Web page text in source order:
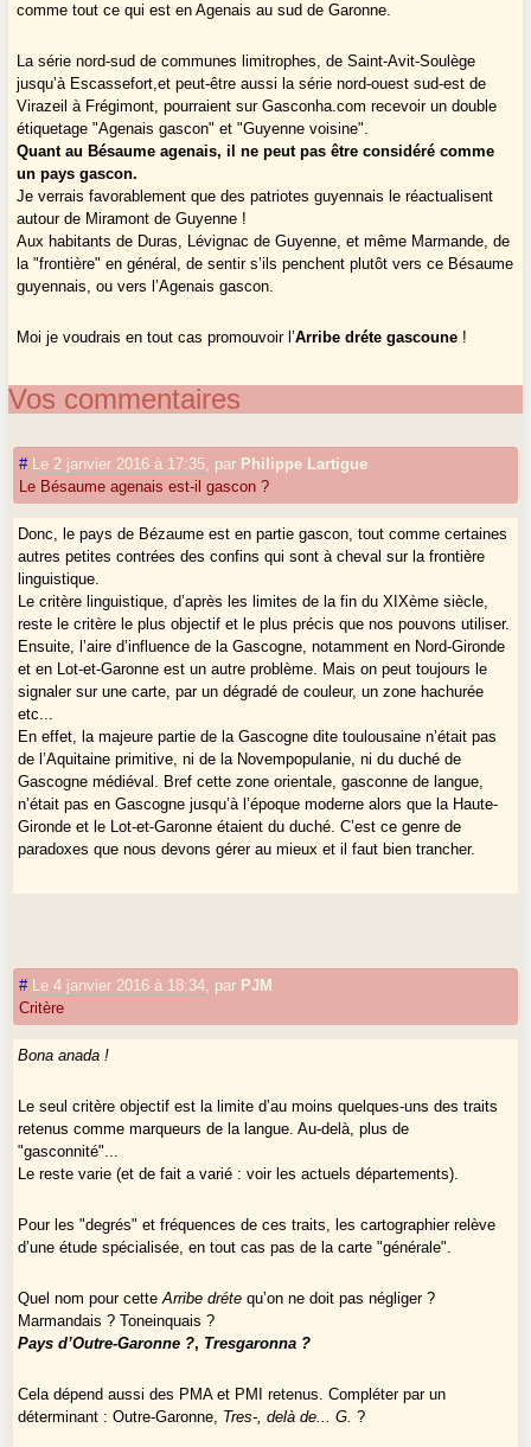
comme tout ce qui est en Agenais au sud de Garonne.
La série nord-sud de communes limitrophes, de Saint-Avit-Soulège
jusqu’à Escassefort,et peut-être aussi la série nord-ouest sud-est de
Virazeil à Frégimont, pourraient sur Gasconha.com recevoir un double
étiquetage "Agenais gascon" et "Guyenne voisine".
Quant au Bésaume agenais, il ne peut pas être considéré comme
un pays gascon.
Je verrais favorablement que des patriotes guyennais le réactualisent
autour de Miramont de Guyenne !
Aux habitants de Duras, Lévignac de Guyenne, et même Marmande, de
la "frontière" en général, de sentir s’ils penchent plutôt vers ce Bésaume
guyennais, ou vers l’Agenais gascon.
Moi je voudrais en tout cas promouvoir l’Arribe dréte gascoune !
Vos commentaires
# Le 2 janvier 2016 à 17:35 par Philippe Lartigue
Le Bésaume agenais est-il gascon ?
Donc, le pays de Bézaume est en partie gascon, tout comme certaines
autres petites contrées des confins qui sont à cheval sur la frontière
linguistique.
Le critère linguistique, d’après les limites de la fin du XIXème siècle,
reste le critère le plus objectif et le plus précis que nos pouvons utiliser.
Ensuite, l’aire d’influence de la Gascogne, notamment en Nord-Gironde
et en Lot-et-Garonne est un autre problème. Mais on peut toujours le
signaler sur une carte, par un dégradé de couleur, un zone hachurée
etc...
En effet, la majeure partie de la Gascogne dite toulousaine n’était pas
de l’Aquitaine primitive, ni de la Novempopulanie, ni du duché de
Gascogne médiéval. Bref cette zone orientale, gasconne de langue,
n’était pas en Gascogne jusqu’à l’époque moderne alors que la Haute-
Gironde et le Lot-et-Garonne étaient du duché. C’est ce genre de
paradoxes que nous devons gérer au mieux et il faut bien trancher.
# Le 4 janvier 2016 à 18:34 par PJM
Critère
Bona anada !
Le seul critère objectif est la limite d’au moins quelques-uns des traits
retenus comme marqueurs de la langue. Au-delà, plus de
"gasconnité"...
Le reste varie (et de fait a varié : voir les actuels départements).
Pour les "degrés" et fréquences de ces traits, les cartographier relève
d’une étude spécialisée, en tout cas pas de la carte "générale".
Quel nom pour cetteArribe dréte qu’on ne doit pas négliger ?
Marmandais ? Toneinquais ?
Pays d’Outre-Garonne ?, Tresgaronna ?
Cela dépend aussi des PMA et PMI retenus. Compléter par un
déterminant : Outre-Garonne, Tres-, delà de... G. ?